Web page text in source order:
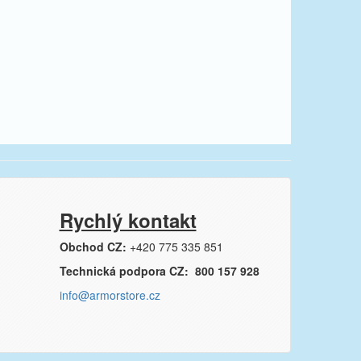
Rychlý kontakt
Obchod CZ: +420 775 335 851
Technická podpora CZ: 800 157 928
info@armorstore.cz